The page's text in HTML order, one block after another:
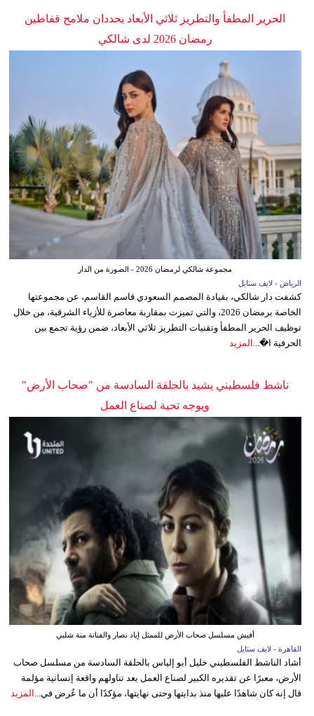
الحرير المطفأ والتطريز ثلاثي الأبعاد يحددان ملامح قفاطين
رمضان 2026 لدى شالكي
مجموعة شالكي لرمضان 2026 - الصورة من الدار
الرياض - لايف ستايل
كشفت دار شالكي، بقيادة المصمم السعودي قاسم القاسم، عن مجموعتها
الخاصة برمضان 2026، والتي تميزت بمقاربة معاصرة للأزياء الشرقية، من خلال
توظيف الحرير المطفأ وتقنيات التطريز ثلاثي الأبعاد، ضمن رؤية تجمع بين
الحرفية ا�... المزيد
ناشط فلسطيني يشيد بالحلقة السادسة من "صحاب الأرض"
ويوجه تحية لصناع العمل
أفيش مسلسل صحاب الأرض للممثل إياد نصار والفنانة منة شلبي
القاهرة - لايف ستايل
أشاد الناشط الفلسطيني خليل أبو إلياس بالحلقة السادسة من مسلسل صحاب
الأرض، معبرًا عن تقديره الكبير لصناع العمل بعد تناولهم واقعة إنسانية مؤلمة
قال إنه كان شاهدًا عليها منذ بدايتها وحتى نهايتها، مؤكدًا أن ما عُرض في... المزيد